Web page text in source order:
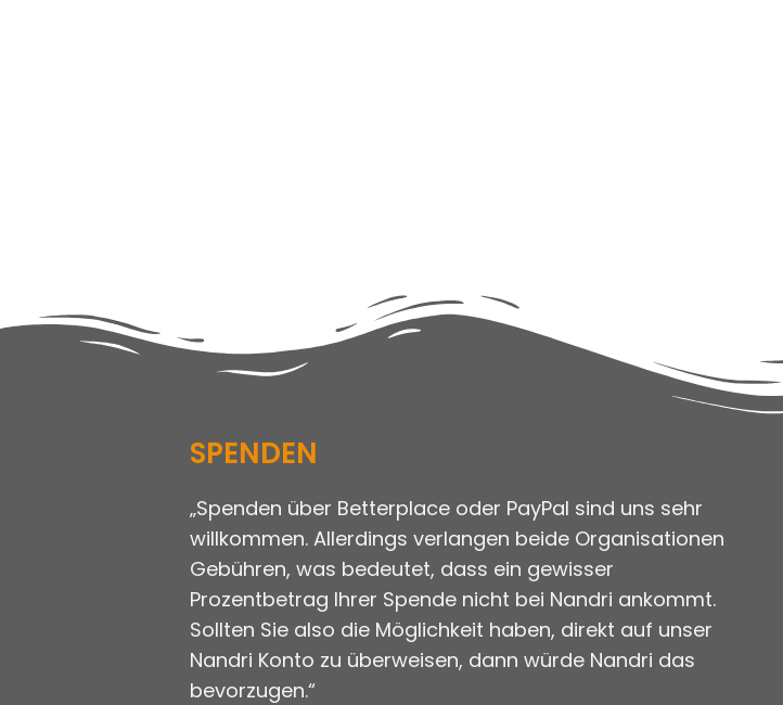
SPENDEN
„Spenden über Betterplace oder PayPal sind uns sehr
willkommen. Allerdings verlangen beide Organisationen
Gebühren, was bedeutet, dass ein gewisser
Prozentbetrag Ihrer Spende nicht bei Nandri ankommt.
Sollten Sie also die Möglichkeit haben, direkt auf unser
Nandri Konto zu überweisen, dann würde Nandri das
bevorzugen.“